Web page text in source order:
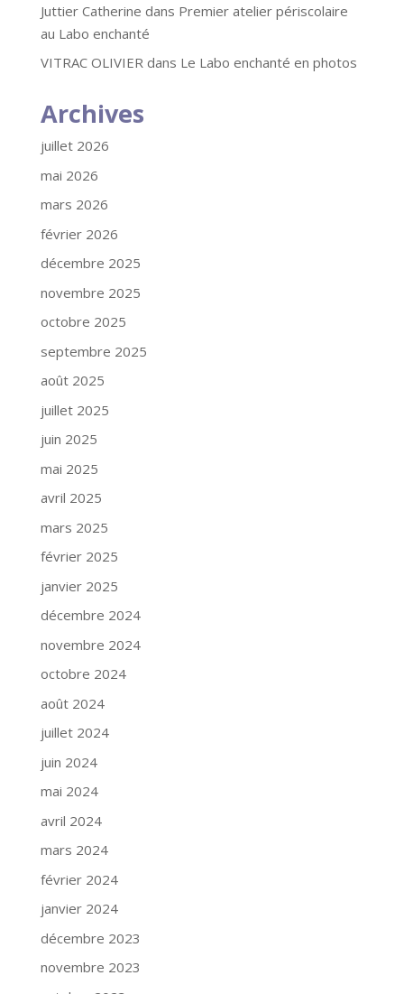
Juttier Catherine dans Premier atelier périscolaire
au Labo enchanté
VITRAC OLIVIERdans Le Labo enchanté en photos
Archives
juillet 2026
mai 2026
mars 2026
février 2026
décembre 2025
novembre 2025
octobre 2025
septembre 2025
août 2025
juillet 2025
juin 2025
mai 2025
avril 2025
mars 2025
février 2025
janvier 2025
décembre 2024
novembre 2024
octobre 2024
août 2024
juillet 2024
juin 2024
mai 2024
avril 2024
mars 2024
février 2024
janvier 2024
décembre 2023
novembre 2023